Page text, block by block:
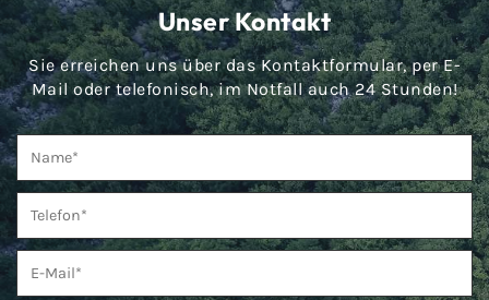
Unser Kontakt
Sie erreichen uns über das Kontaktformular, per E-
Mail oder telefonisch, im Notfall auch 24 Stunden!